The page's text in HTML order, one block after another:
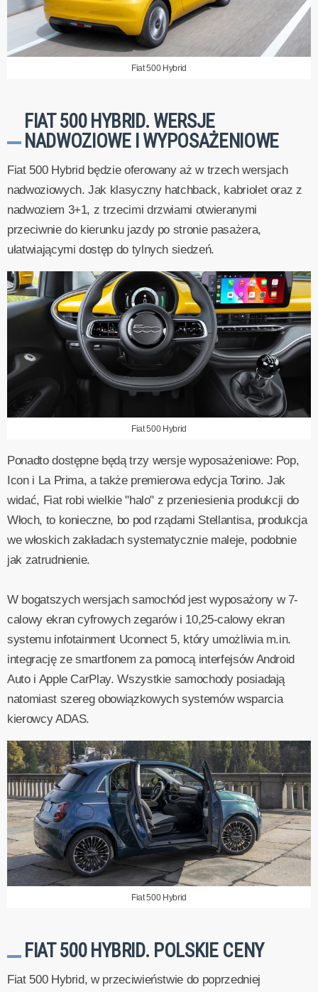
Fiat 500 Hybrid
FIAT 500 HYBRID. WERSJE
NADWOZIOWE I WYPOSAŻENIOWE
Fiat 500 Hybrid będzie oferowany aż w trzech wersjach
nadwoziowych. Jak klasyczny hatchback, kabriolet oraz z
nadwoziem 3+1, z trzecimi drzwiami otwieranymi
przeciwnie do kierunku jazdy po stronie pasażera,
ułatwiającymi dostęp do tylnych siedzeń.
Fiat 500 Hybrid
Ponadto dostępne będą trzy wersje wyposażeniowe: Pop,
Icon i La Prima, a także premierowa edycja Torino. Jak
widać, Fiat robi wielkie "halo" z przeniesienia produkcji do
Włoch, to konieczne, bo pod rządami Stellantisa, produkcja
we włoskich zakładach systematycznie maleje, podobnie
jak zatrudnienie.
W bogatszych wersjach samochód jest wyposażony w 7-
calowy ekran cyfrowych zegarów i 10,25-calowy ekran
systemu infotainment Uconnect 5, który umożliwia m.in.
integrację ze smartfonem za pomocą interfejsów Android
Auto i Apple CarPlay. Wszystkie samochody posiadają
natomiast szereg obowiązkowych systemów wsparcia
kierowcy ADAS.
Fiat 500 Hybrid
FIAT 500 HYBRID. POLSKIE CENY
Fiat 500 Hybrid, w przeciwieństwie do poprzedniej